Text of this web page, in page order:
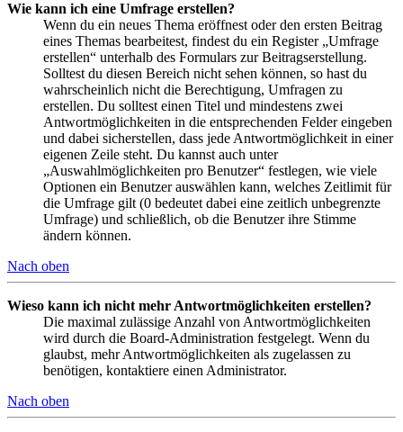
Wie kann ich eine Umfrage erstellen?
Wenn du ein neues Thema eröffnest oder den ersten Beitrag
eines Themas bearbeitest, findest du ein Register „Umfrage
erstellen“ unterhalb des Formulars zur Beitragserstellung.
Solltest du diesen Bereich nicht sehen können, so hast du
wahrscheinlich nicht die Berechtigung, Umfragen zu
erstellen. Du solltest einen Titel und mindestens zwei
Antwortmöglichkeiten in die entsprechenden Felder eingeben
und dabei sicherstellen, dass jede Antwortmöglichkeit in einer
eigenen Zeile steht. Du kannst auch unter
„Auswahlmöglichkeiten pro Benutzer“ festlegen, wie viele
Optionen ein Benutzer auswählen kann, welches Zeitlimit für
die Umfrage gilt (0 bedeutet dabei eine zeitlich unbegrenzte
Umfrage) und schließlich, ob die Benutzer ihre Stimme
ändern können.
Nach oben
Wieso kann ich nicht mehr Antwortmöglichkeiten erstellen?
Die maximal zulässige Anzahl von Antwortmöglichkeiten
wird durch die Board-Administration festgelegt. Wenn du
glaubst, mehr Antwortmöglichkeiten als zugelassen zu
benötigen, kontaktiere einen Administrator.
Nach oben